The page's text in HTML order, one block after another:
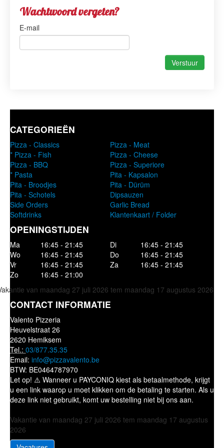
Contact
Wachtwoord vergeten?
E-mail
Verstuur
CATEGORIEËN
Pizza - Classics
Pizza - Meat
* Pizza - Fish
Pizza - Cheese
Pizza - BBQ
Pizza - Superiore
* Pasta
Pita - Kapsalon
Pita - Broodjes
Pita - Dürüm
Pita - Schotels
Dipsauzen
Side Orders
Garlic Bread
Softdrinks
Klantenkaart / Folder
OPENINGSTIJDEN
Ma 16:45 - 21:45 Di
16:45 - 21:45
Wo
16:45 - 21:45 Do
16:45 - 21:45
Vr
16:45 - 21:45 Za
16:45 - 21:45
Zo
16:45 - 21:00
van maandag 27 juli 2026 tem maandag 17 augustus 2026
CONTACT INFORMATIE
Valento Pizzeria
Heuvelstraat 26
2620 Hemiksem
Tel.: 03/877.35.35
Email: info@pizzavalento.be
BTW: BE0464787970
Let op! ⚠️ Wanneer u PAYCONIQ kiest als betaalmethode, krijgt
u een link waarop u moet klikken om de betaling te starten. Als u
deze link niet gebruikt, komt uw bestelling niet bij ons aan.
Vakantie van maandag 27 juli 2026 tem maandag 17 augustus
2026